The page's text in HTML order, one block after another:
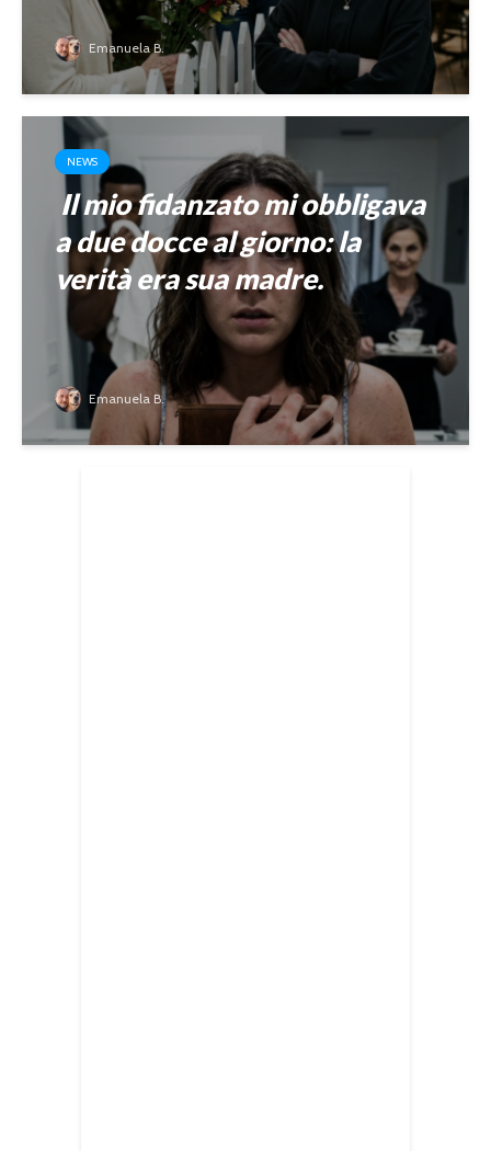
Emanuela B.
NEWS
Il mio fidanzato mi obbligava
a due docce al giorno: la
verità era sua madre.
Emanuela B.